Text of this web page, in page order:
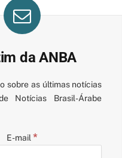
da ANBA
sobre as últimas notícias
Notícias Brasil-Árabe
E-mail *